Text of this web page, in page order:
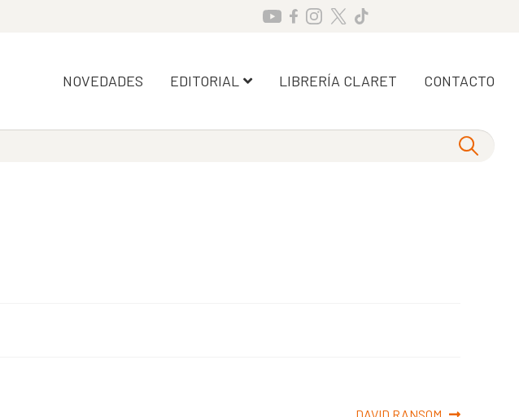
NOVEDADES EDITORIAL LIBRERÍA CLARET CONTACTO
Siguiente: